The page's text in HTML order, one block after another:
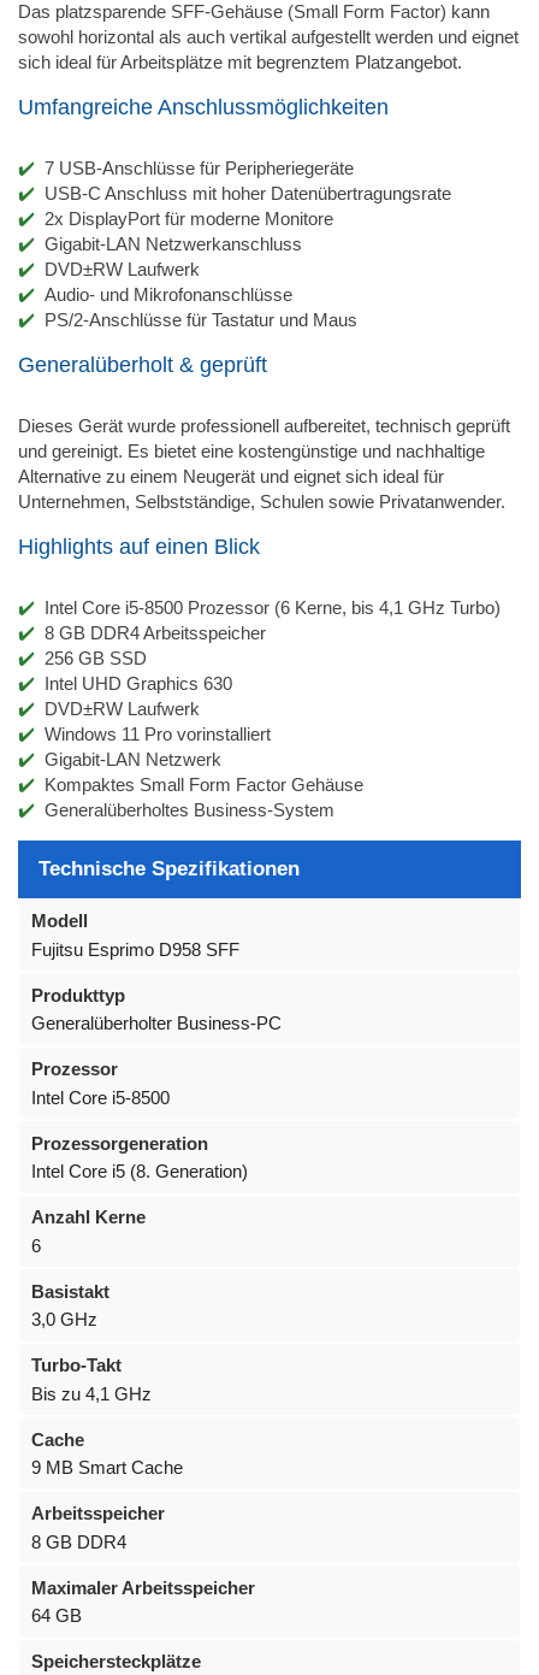
Das platzsparende SFF-Gehäuse (Small Form Factor) kann
sowohl horizontal als auch vertikal aufgestellt werden und eignet
sich ideal für Arbeitsplätze mit begrenztem Platzangebot.
Umfangreiche Anschlussmöglichkeiten
7 USB-Anschlüsse für Peripheriegeräte
USB-C Anschluss mit hoher Datenübertragungsrate
2x DisplayPort für moderne Monitore
Gigabit-LAN Netzwerkanschluss
DVD±RW Laufwerk
Audio- und Mikrofonanschlüsse
PS/2-Anschlüsse für Tastatur und Maus
Generalüberholt & geprüft
Dieses Gerät wurde professionell aufbereitet, technisch geprüft
und gereinigt. Es bietet eine kostengünstige und nachhaltige
Alternative zu einem Neugerät und eignet sich ideal für
Unternehmen, Selbstständige, Schulen sowie Privatanwender.
Highlights auf einen Blick
Intel Core i5-8500 Prozessor (6 Kerne, bis 4,1 GHz Turbo)
8 GB DDR4 Arbeitsspeicher
256 GB SSD
Intel UHD Graphics 630
DVD±RW Laufwerk
Windows 11 Pro vorinstalliert
Gigabit-LAN Netzwerk
Kompaktes Small Form Factor Gehäuse
Generalüberholtes Business-System
Technische Spezifikationen
Modell
Fujitsu Esprimo D958 SFF
Produkttyp
Generalüberholter Business-PC
Prozessor
Intel Core i5-8500
Prozessorgeneration
Intel Core i5 (8. Generation)
Anzahl Kerne
6
Basistakt
3,0 GHz
Turbo-Takt
Bis zu 4,1 GHz
Cache
9 MB Smart Cache
Arbeitsspeicher
8 GB DDR4
Maximaler Arbeitsspeicher
64 GB
Speichersteckplätze